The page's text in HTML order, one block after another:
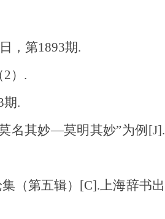
，第1893期.
）.
.
其妙—莫明其妙”为例[J].
（第五辑）[C].上海辞书出